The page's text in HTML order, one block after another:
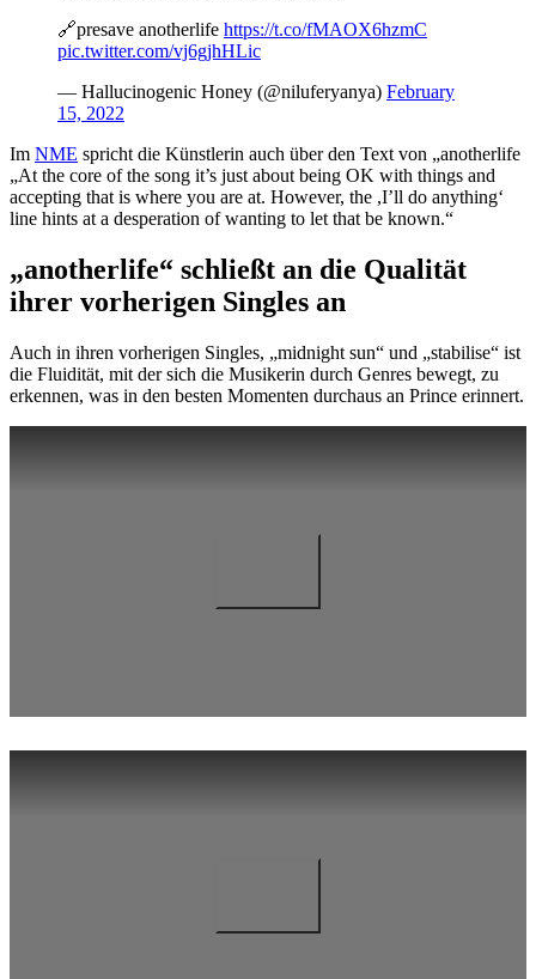
🔗presave anotherlife https://t.co/fMAOX6hzmC
pic.twitter.com/vj6gjhHLic
— Hallucinogenic Honey (@niluferyanya) February
15, 2022
Im NME spricht die Künstlerin auch über den Text von „anotherlife
„At the core of the song it’s just about being OK with things and
accepting that is where you are at. However, the ,I’ll do anything‘
line hints at a desperation of wanting to let that be known.“
„anotherlife“ schließt an die Qualität
ihrer vorherigen Singles an
Auch in ihren vorherigen Singles, „midnight sun“ und „stabilise“ ist
die Fluidität, mit der sich die Musikerin durch Genres bewegt, zu
erkennen, was in den besten Momenten durchaus an Prince erinnert.